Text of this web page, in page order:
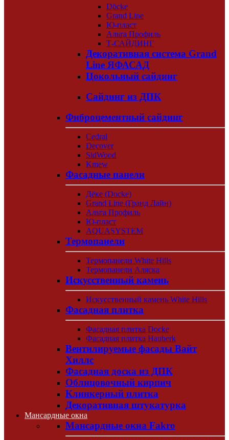
Döcke
Grand Line
Ю-пласт
Альта Профиль
Т-САЙДИНГ
Декоративная система Grand
Line ЯФАСАД
Цокольный сайдинг
Сайдинг из ДПК
Фиброцементный сайдинг
Cedral
Decover
SidWood
Kmew
Фасадные панели
Дёке (Docke)
Grand Line (Гранд Лайн)
Альта Профиль
Ю-пласт
AQUASYSTEM
Термопанели
Термопанели White Hills
Термопанели Аляска
Искусственный камень
Искусственный камень White Hills
Фасадная плитка
Фасадная плитка Docke
Фасадная плитка Hauberk
Вентилируемые фасады Вайт
Хиллс
Фасадная доска из ДПК
Облицовочный кирпич
Клинкерный плитка
Декоративная штукатурка
Мансардные окна
Мансардные окна Fakro